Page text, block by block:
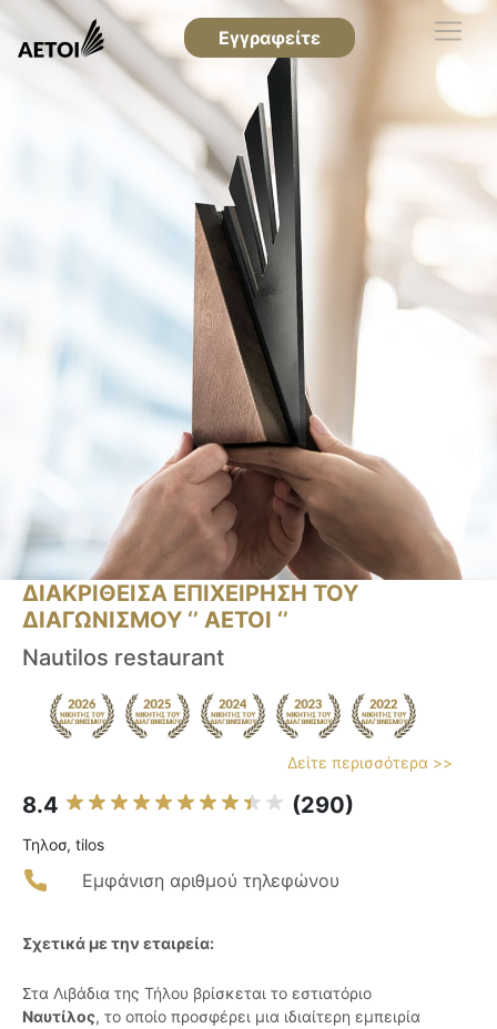
Εγγραφείτε
ΔΙΑΚΡΙΘΕΙΣΑ ΕΠΙΧΕΙΡΗΣΗ ΤΟΥ
ΔΙΑΓΩΝΙΣΜΟΥ ‘’ ΑΕΤΟΙ ‘’
Nautilos restaurant
Δείτε περισσότερα >>
8.4 (290)
Τηλοσ, tilos
Εμφάνιση αριθμού τηλεφώνου
Σχετικά με την εταιρεία:
Στα Λιβάδια της Τήλου βρίσκεται το εστιατόριο
Ναυτίλος, το οποίο προσφέρει μια ιδιαίτερη εμπειρία